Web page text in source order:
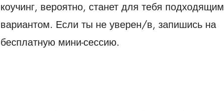
коучинг, вероятно, станет для тебя подходящим
вариантом. Если ты не уверен/в, запишись на
бесплатную мини-сессию.